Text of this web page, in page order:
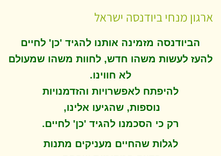
ארגון מנחי ביודנסה ישראל
הביודנסה מזמינה אותנו להגיד 'כן' לחיים
להעז לעשות משהו חדש, לחוות משהו שמעולם
לא חווינו.
להיפתח לאפשרויות והזדמנויות
נוספות, שהגיעו אלינו,
רק כי הסכמנו להגיד 'כן' לחיים.
לגלות שהחיים מעניקים מתנות